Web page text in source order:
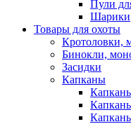
Пули
Шарики
Товары для охоты
Кротоловки,
Бинокли,
Засидки
Капканы